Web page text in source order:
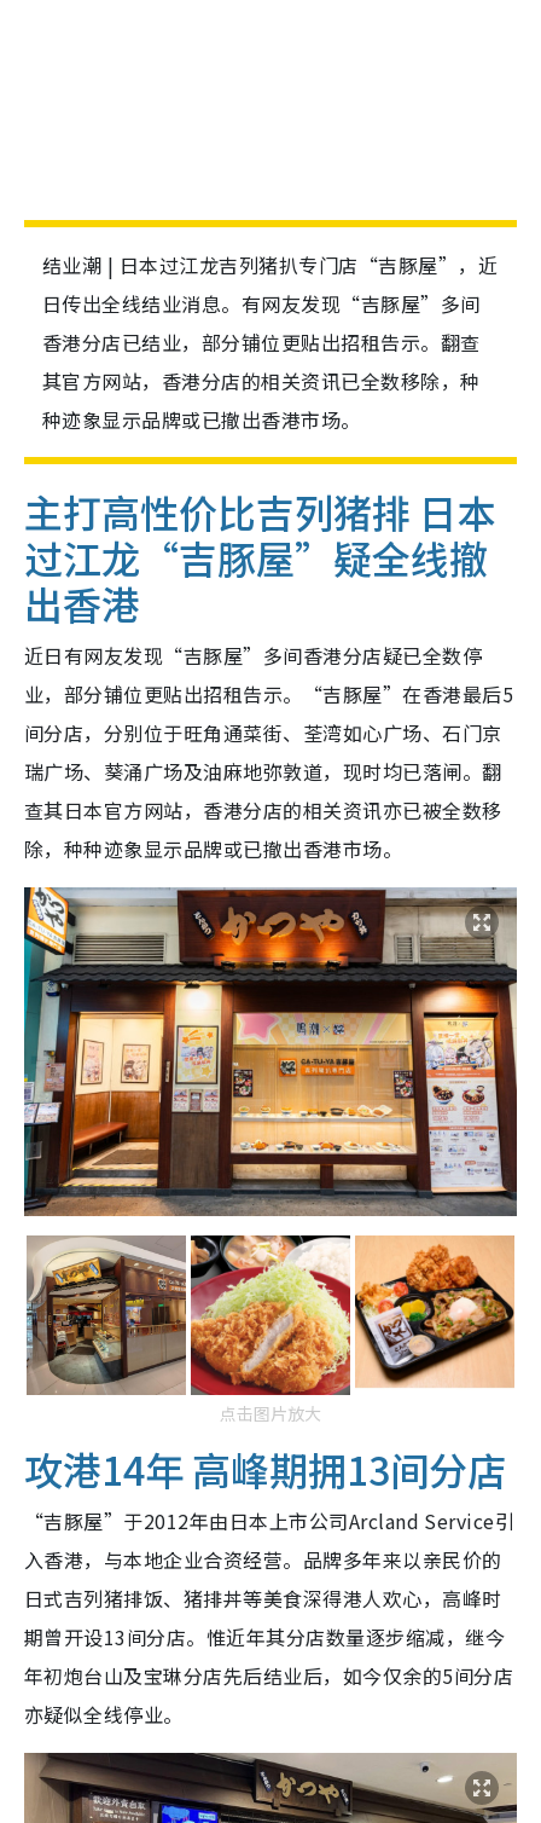
结业潮 | 日本过江龙吉列猪扒专门店“吉豚屋”，近
日传出全线结业消息。有网友发现“吉豚屋”多间
香港分店已结业，部分铺位更贴出招租告示。翻查
其官方网站，香港分店的相关资讯已全数移除，种
种迹象显示品牌或已撤出香港市场。
主打高性价比吉列猪排 日本
过江龙“吉豚屋”疑全线撤
出香港
近日有网友发现“吉豚屋”多间香港分店疑已全数停
业，部分铺位更贴出招租告示。“吉豚屋”在香港最后5
间分店，分别位于旺角通菜街、荃湾如心广场、石门京
瑞广场、葵涌广场及油麻地弥敦道，现时均已落闸。翻
查其日本官方网站，香港分店的相关资讯亦已被全数移
除，种种迹象显示品牌或已撤出香港市场。
点击图片放大
攻港14年 高峰期拥13间分店
“吉豚屋”于2012年由日本上市公司Arcland Service引
入香港，与本地企业合资经营。品牌多年来以亲民价的
日式吉列猪排饭、猪排丼等美食深得港人欢心，高峰时
期曾开设13间分店。惟近年其分店数量逐步缩减，继今
年初炮台山及宝琳分店先后结业后，如今仅余的5间分店
亦疑似全线停业。